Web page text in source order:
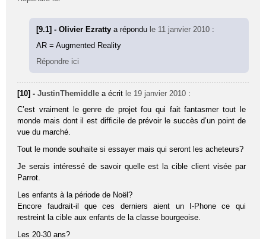
[9.1] - Olivier Ezrattya répondu le 11 janvier 2010 :
AR = Augmented Reality
Répondre ici
[10] -JustinThemiddle a écrit le 19 janvier 2010 :
C’est vraiment le genre de projet fou qui fait fantasmer tout le
monde mais dont il est difficile de prévoir le succès d’un point de
vue du marché.
Tout le monde souhaite si essayer mais qui seront les acheteurs?
Je serais intéressé de savoir quelle est la cible client visée par
Parrot.
Les enfants à la période de Noël?
Encore faudrait-il que ces derniers aient un I-Phone ce qui
restreint la cible aux enfants de la classe bourgeoise.
Les 20-30 ans?